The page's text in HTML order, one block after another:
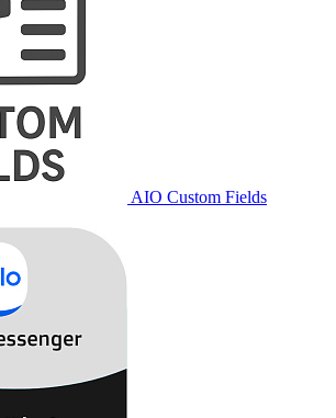
AIO Custom Fields